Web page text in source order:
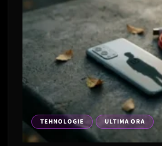
TEHNOLOGIE ULTIMA ORA